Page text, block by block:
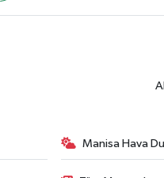
Manisa Hava